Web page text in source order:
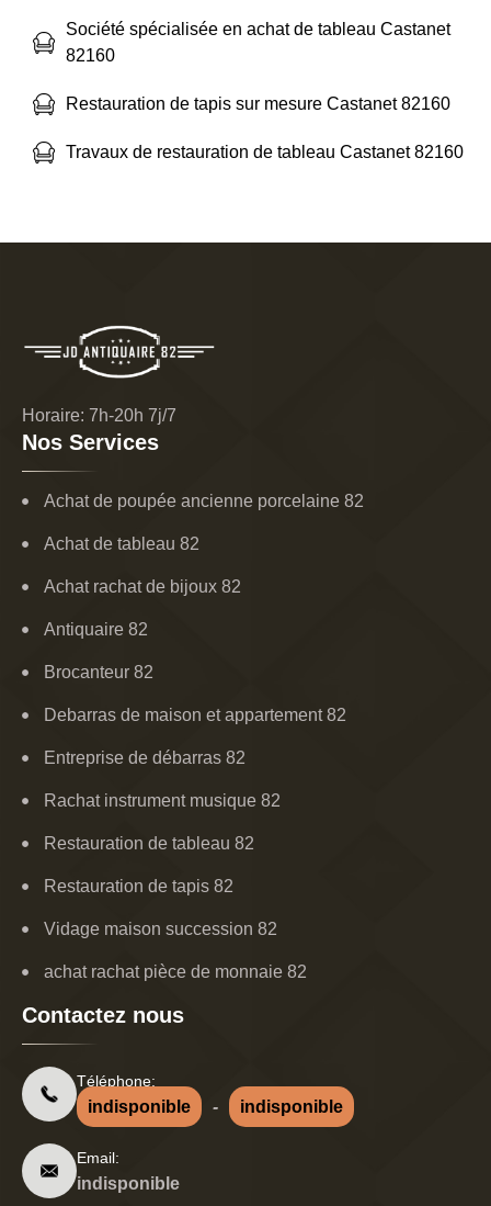
Société spécialisée en achat de tableau Castanet
82160
Restauration de tapis sur mesure Castanet 82160
Travaux de restauration de tableau Castanet 82160
Horaire: 7h-20h 7j/7
Nos Services
Achat de poupée ancienne porcelaine 82
Achat de tableau 82
Achat rachat de bijoux 82
Antiquaire 82
Brocanteur 82
Debarras de maison et appartement 82
Entreprise de débarras 82
Rachat instrument musique 82
Restauration de tableau 82
Restauration de tapis 82
Vidage maison succession 82
achat rachat pièce de monnaie 82
Contactez nous
Téléphone:
indisponible - indisponible
Email:
indisponible